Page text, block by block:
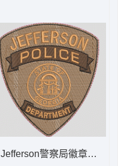
Jefferson警察局徽章